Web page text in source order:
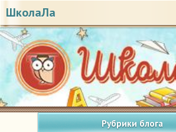
ШколаЛа
Рубрики блога